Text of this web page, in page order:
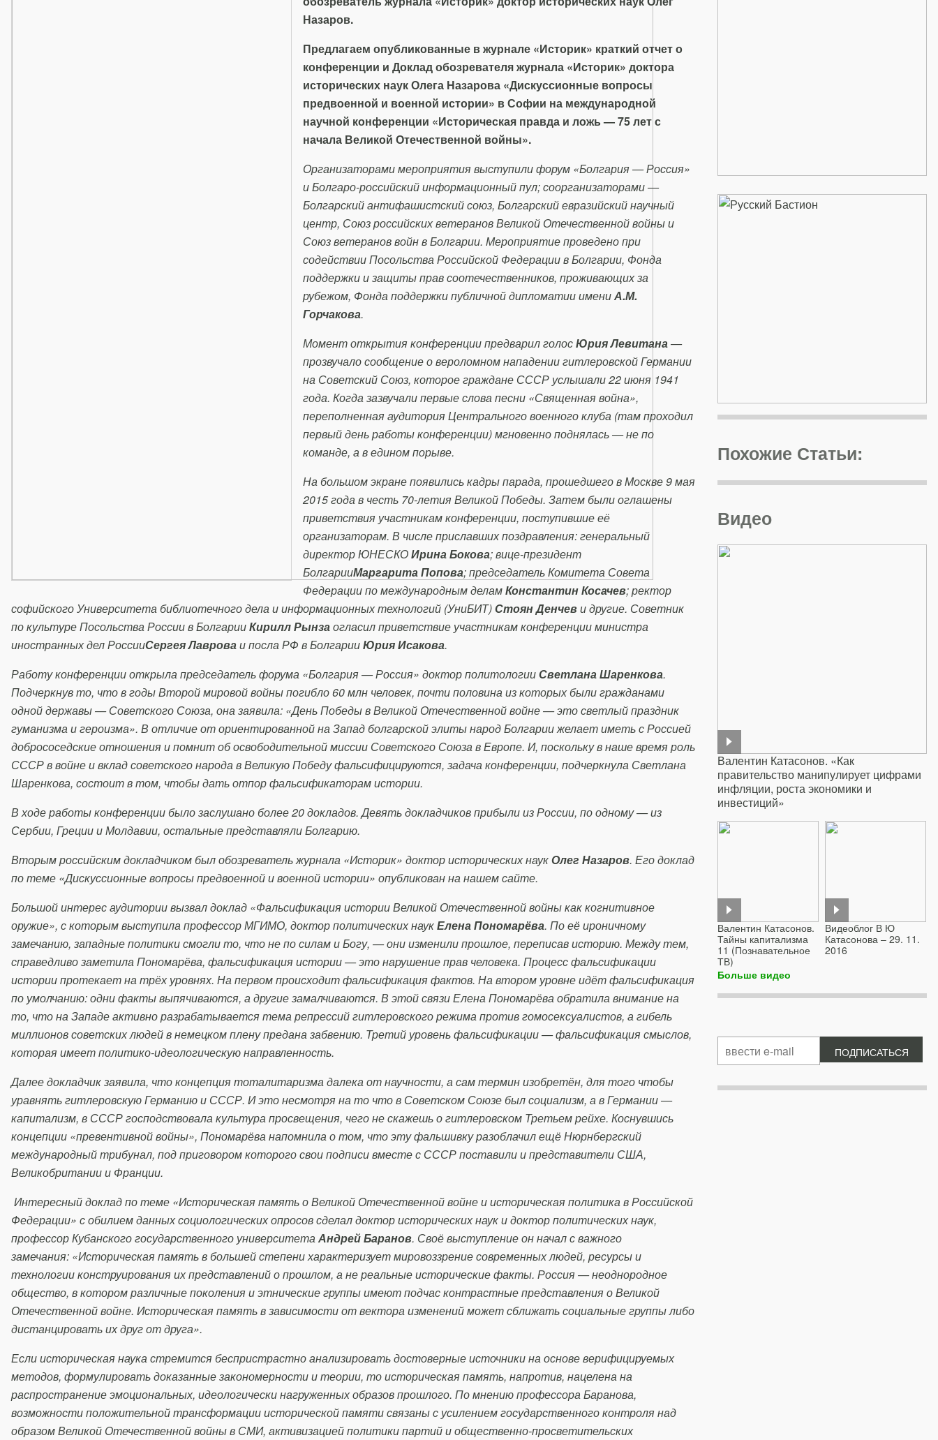
Назаров.
Предлагаем опубликованные в журнале «Историк» краткий отчет о
конференции и Доклад обозревателя журнала «Историк» доктора
исторических наук Олега Назарова «Дискуссионные вопросы
предвоенной и военной истории» в Софии на международной
научной конференции «Историческая правда и ложь — 75 лет с
начала Великой Отечественной войны».
Организаторами мероприятия выступили форум «Болгария — Россия»
и Болгаро-российский информационный пул; соорганизаторами —
Болгарский антифашистский союз, Болгарский евразийский научный
центр, Союз российских ветеранов Великой Отечественной войны и
Союз ветеранов войн в Болгарии. Мероприятие проведено при
содействии Посольства Российской Федерации в Болгарии, Фонда
поддержки и защиты прав соотечественников, проживающих за
рубежом, Фонда поддержки публичной дипломатии имениА.М.
Горчакова.
Момент открытия конференции предварил голосЮрия Левитана—
прозвучало сообщение о вероломном нападении гитлеровской Германии
на Советский Союз, которое граждане СССР услышали 22 июня 1941
года. Когда зазвучали первые слова песни «Священная война»,
переполненная аудитория Центрального военного клуба (там проходил
первый день работы конференции) мгновенно поднялась — не по
команде, а в едином порыве.
На большом экране появились кадры парада, прошедшего в Москве 9 мая
2015 года в честь 70-летия Великой Победы. Затем были оглашены
приветствия участникам конференции, поступившие её
организаторам. В числе приславших поздравления: генеральный
директор ЮНЕСКОИрина Бокова; вице-президент
БолгарииМаргарита Попова; председатель Комитета Совета
Федерации по международным деламКонстантин Косачев; ректор
софийского Университета библиотечного дела и информационных технологий (УниБИТ)Стоян Денчеви другие. Советник
по культуре Посольства России в БолгарииКирилл Рынзаогласил приветствие участникам конференции министра
иностранных дел РоссииСергея Лавроваи посла РФ в БолгарииЮрия Исакова.
Работу конференции открыла председатель форума «Болгария — Россия» доктор политологииСветлана Шаренкова.
Подчеркнув то, что в годы Второй мировой войны погибло 60 млн человек, почти половина из которых были гражданами
одной державы — Советского Союза, она заявила: «День Победы в Великой Отечественной войне — это светлый праздник
гуманизма и героизма». В отличие от ориентированной на Запад болгарской элиты народ Болгарии желает иметь с Россией
добрососедские отношения и помнит об освободительной миссии Советского Союза в Европе. И, поскольку в наше время роль
СССР в войне и вклад советского народа в Великую Победу фальсифицируются, задача конференции, подчеркнула Светлана
Шаренкова, состоит в том, чтобы дать отпор фальсификаторам истории.
В ходе работы конференции было заслушано более 20 докладов. Девять докладчиков прибыли из России, по одному — из
Сербии, Греции и Молдавии, остальные представляли Болгарию.
Вторым российским докладчиком был обозреватель журнала «Историк» доктор исторических наукОлег Назаров. Его доклад
по теме «Дискуссионные вопросы предвоенной и военной истории» опубликован на нашем сайте.
Большой интерес аудитории вызвал доклад «Фальсификация истории Великой Отечественной войны как когнитивное
оружие», с которым выступила профессор МГИМО, доктор политических наукЕлена Пономарёва. По её ироничному
замечанию, западные политики смогли то, что не по силам и Богу, — они изменили прошлое, переписав историю. Между тем,
справедливо заметила Пономарёва, фальсификация истории — это нарушение прав человека. Процесс фальсификации
истории протекает на трёх уровнях. На первом происходит фальсификация фактов. На втором уровне идёт фальсификация
по умолчанию: одни факты выпячиваются, а другие замалчиваются. В этой связи Елена Пономарёва обратила внимание на
то, что на Западе активно разрабатывается тема репрессий гитлеровского режима против гомосексуалистов, а гибель
миллионов советских людей в немецком плену предана забвению. Третий уровень фальсификации — фальсификация смыслов,
которая имеет политико-идеологическую направленность.
Далее докладчик заявила, что концепция тоталитаризма далека от научности, а сам термин изобретён, для того чтобы
уравнять гитлеровскую Германию и СССР. И это несмотря на то что в Советском Союзе был социализм, а в Германии —
капитализм, в СССР господствовала культура просвещения, чего не скажешь о гитлеровском Третьем рейхе. Коснувшись
концепции «превентивной войны», Пономарёва напомнила о том, что эту фальшивку разоблачил ещё Нюрнбергский
международный трибунал, под приговором которого свои подписи вместе с СССР поставили и представители США,
Великобритании и Франции.
Интересный доклад по теме «Историческая память о Великой Отечественной войне и историческая политика в Российской
Федерации» с обилием данных социологических опросов сделал доктор исторических наук и доктор политических наук,
профессор Кубанского государственного университетаАндрей Баранов. Своё выступление он начал с важного
замечания: «Историческая память в большей степени характеризует мировоззрение современных людей, ресурсы и
технологии конструирования их представлений о прошлом, а не реальные исторические факты. Россия — неоднородное
общество, в котором различные поколения и этнические группы имеют подчас контрастные представления о Великой
Отечественной войне. Историческая память в зависимости от вектора изменений может сближать социальные группы либо
дистанцировать их друг от друга».
Если историческая наука стремится беспристрастно анализировать достоверные источники на основе верифицируемых
методов, формулировать доказанные закономерности и теории, то историческая память, напротив, нацелена на
распространение эмоциональных, идеологически нагруженных образов прошлого. По мнению профессора Баранова,
возможности положительной трансформации исторической памяти связаны с усилением государственного контроля над
образом Великой Отечественной войны в СМИ, активизацией политики партий и общественно-просветительских
Похожие Статьи:
Видео
Валентин Катасонов. «Как
правительство манипулирует цифрами
инфляции, роста экономики и
инвестиций»
Валентин Катасонов.
Тайны капитализма
11 (Познавательное
ТВ)
Видеоблог В Ю
Катасонова – 29. 11.
2016
Больше видео